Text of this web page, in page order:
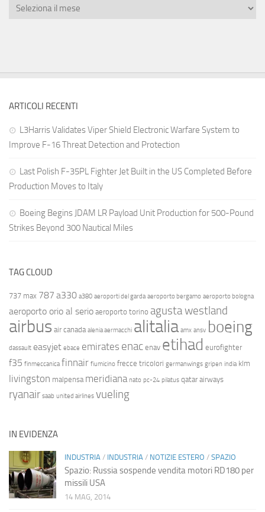
ARTICOLI RECENTI
L3Harris Validates Viper Shield Electronic Warfare System to
Improve F-16 Threat Detection and Protection
Last Polish F-35PL Fighter Jet Built in the US Completed Before
Production Moves to Italy
Boeing Begins JDAM LR Payload Unit Production for 500-Pound
Strikes Beyond 300 Nautical Miles
TAG CLOUD
737 max 787 a330 a380 aeroporti del garda aeroporto bergamo aeroporto bologna
aeroporto orio al serio aeroporto torino agusta westland
airbus air canada alenia aermacchi alitalia amx ansv boeing
dassault easyjet ebace emirates enac enav etihad eurofighter
f35 finmeccanica finnair fiumicino frecce tricolori germanwings gripen india klm
livingston malpensa meridiana nato pc-24 pilatus qatar airways
ryanair saab united airlines vueling
IN EVIDENZA
INDUSTRIA / INDUSTRIA / NOTIZIE ESTERO / SPAZIO
Spazio: Russia sospende vendita motori RD180 per
missili USA
14 MAG, 2014